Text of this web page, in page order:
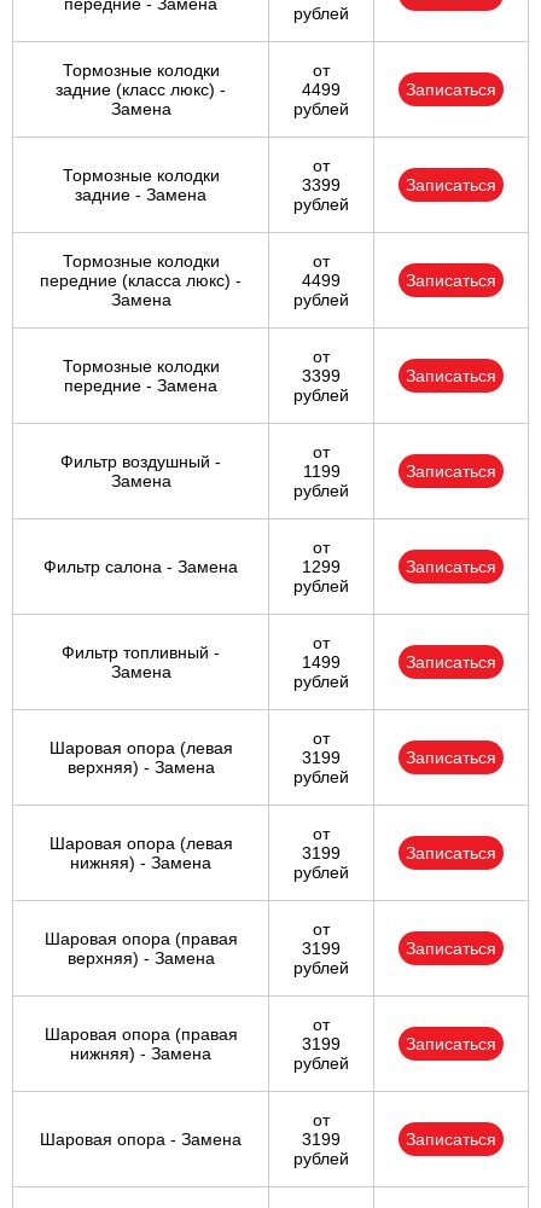
передние - Замена
рублей
Тормозные колодки
задние (класс люкс) -
Замена
от
4499
рублей
Записаться
Тормозные колодки
задние - Замена
от
3399
рублей
Записаться
Тормозные колодки
передние (класса люкс) -
Замена
от
4499
рублей
Записаться
Тормозные колодки
передние - Замена
от
3399
рублей
Записаться
Фильтр воздушный -
Замена
от
1199
рублей
Записаться
Фильтр салона - Замена
от
1299
рублей
Записаться
Фильтр топливный -
Замена
от
1499
рублей
Записаться
Шаровая опора (левая
верхняя) - Замена
от
3199
рублей
Записаться
Шаровая опора (левая
нижняя) - Замена
от
3199
рублей
Записаться
Шаровая опора (правая
верхняя) - Замена
от
3199
рублей
Записаться
Шаровая опора (правая
нижняя) - Замена
от
3199
рублей
Записаться
Шаровая опора - Замена
от
3199
рублей
Записаться